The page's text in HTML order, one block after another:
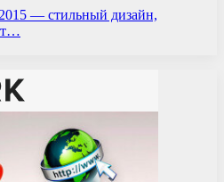
— стильный дизайн,